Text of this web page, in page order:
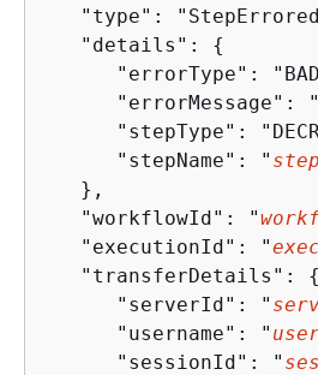
"type":
   "details":
{
"errorType":
"errorMessage":
"stepType":
      "stepName": "
   },
   "workflowId": "
   "executionId": "
   "transferDetails":
{
      "serverId": "
      "username": "
      "sessionId": "